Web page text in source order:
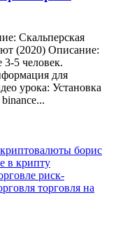
Скальперская
(2020) Описание:
3-5 человек.
для
урока: Установка
борис
в крипту
риск-
торговля на